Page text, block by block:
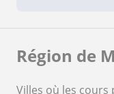
Région de
Villes où les